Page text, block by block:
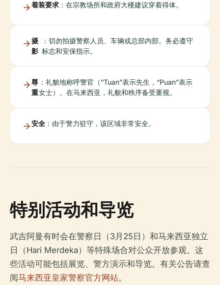
着装要求 ：在宗教场所和政府大楼建议穿着得体。
摄
影
：切勿拍摄警察人员、车辆或总部内部。务必遵守
标志和安保指示。
尊
重
：礼貌地称呼警官（“Tuan”表示先生，“Puan”表示
女士）。在马来西亚，礼貌和秩序备受重视。
安全 ：由于警力驻守，该区域非常安全。
特别活动和导览
武吉阿曼有时会在警察日（3月25日）和马来西亚独立
日（Hari Merdeka）等特殊场合对公众开放参观。这
些活动可能包括展览、警方演示和导览。有关公告请查
阅马来西亚皇家警察官方网站。